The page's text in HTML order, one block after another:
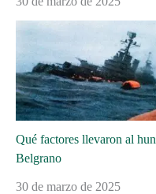
Qué factores llevaron al
Belgrano
30 de marzo de 2025